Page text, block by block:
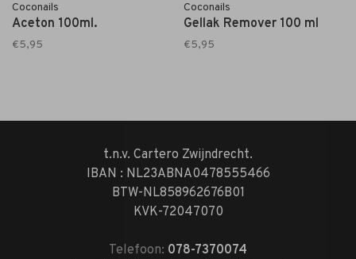
Coconails
Aceton 100ml.
€5,95
Coconails
Gellak Remover 100 ml
€5,95
t.n.v. Cartero Zwijndrecht.
IBAN : NL23ABNA0478555466
BTW-NL858962676B01
KVK-72047070
Telefoon: 078-7370074